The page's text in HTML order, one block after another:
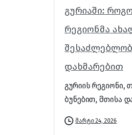
გურიაში:
რეგიონმა
დახმარებით
გურიის რეგიონი,
ბუნებით, მთისა
მარტი 24, 2026